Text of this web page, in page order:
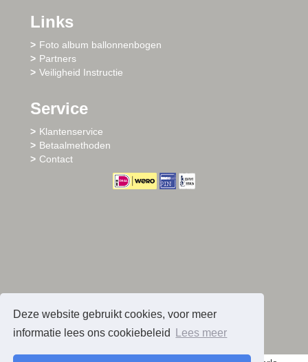
Deze website gebruikt cookies, voor meer
informatie lees ons cookiebeleid
Lees meer
Links
Foto album ballonnenbogen
Partners
Veiligheid Instructie
Service
Klantenservice
Betaalmethoden
Contact